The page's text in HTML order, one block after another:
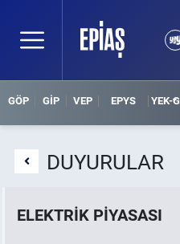
GÖP GİP VEP EPYS YEK-G
DUYURULAR
ELEKTRİK PİYASASI